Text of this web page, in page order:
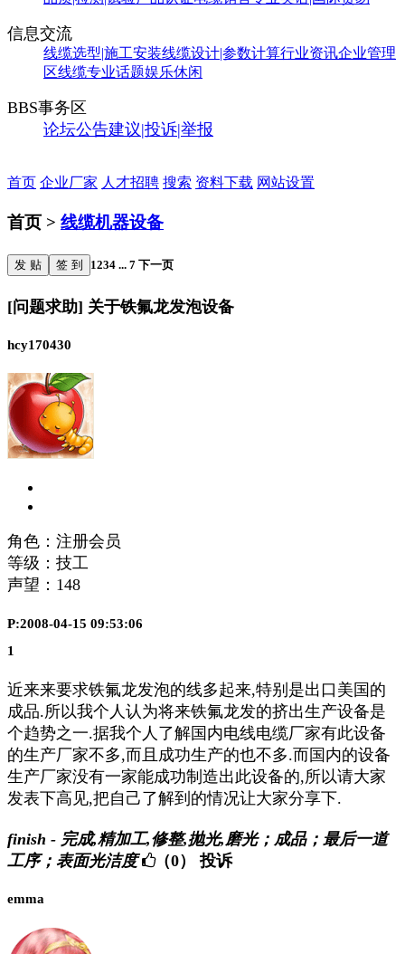
信息交流
线缆选型|施工安装线缆设计|参数计算行业资讯企业管理
区线缆专业话题娱乐休闲
BBS事务区
论坛公告建议|投诉|举报
首页 企业厂家 人才招聘 搜索 资料下载 网站设置
首页 > 线缆机器设备
发 贴 签 到 1234 ... 7 下一页
[问题求助] 关于铁氟龙发泡设备
hcy170430
角色：注册会员
等级：技工
声望： 148
P:2008-04-15 09:53:06
1
近来来要求铁氟龙发泡的线多起来,特别是出口美国的
成品.所以我个人认为将来铁氟龙发的挤出生产设备是
个趋势之一.据我个人了解国内电线电缆厂家有此设备
的生产厂家不多,而且成功生产的也不多.而国内的设备
生产厂家没有一家能成功制造出此设备的,所以请大家
发表下高见,把自己了解到的情况让大家分享下.
finish - 完成,精加工,修整,抛光,磨光；成品；最后一道
工序；表面光洁度
（0） 投诉
emma